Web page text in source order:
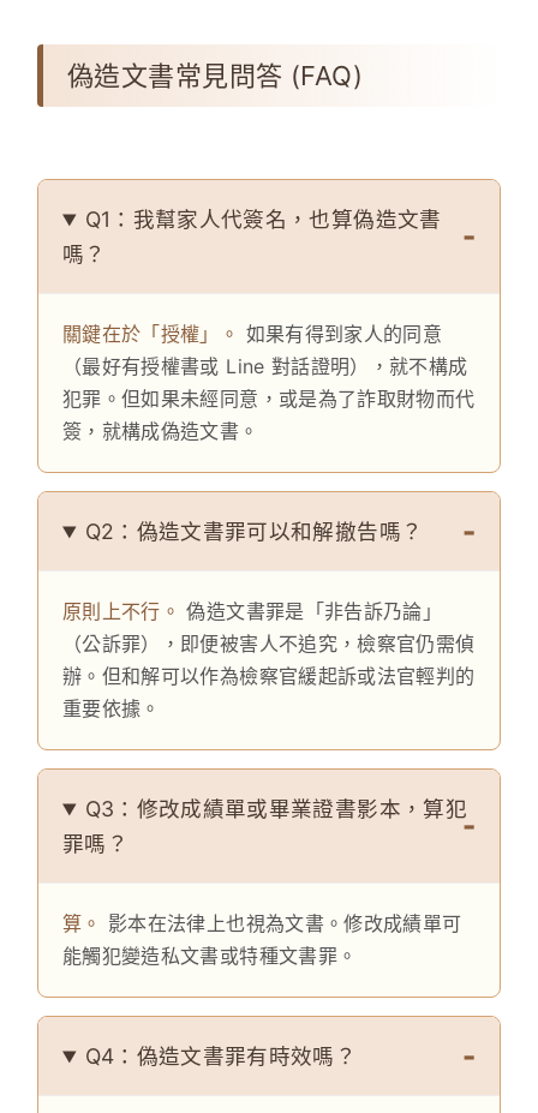
偽造文書常見問答 (FAQ)
Q1：我幫家人代簽名，也算偽造文書
嗎？
關鍵在於「授權」。 如果有得到家人的同意
（最好有授權書或 Line 對話證明），就不構成
犯罪。但如果未經同意，或是為了詐取財物而代
簽，就構成偽造文書。
Q2：偽造文書罪可以和解撤告嗎？
原則上不行。 偽造文書罪是「非告訴乃論」
（公訴罪），即便被害人不追究，檢察官仍需偵
辦。但和解可以作為檢察官緩起訴或法官輕判的
重要依據。
Q3：修改成績單或畢業證書影本，算犯
罪嗎？
算。 影本在法律上也視為文書。修改成績單可
能觸犯變造私文書或特種文書罪。
Q4：偽造文書罪有時效嗎？